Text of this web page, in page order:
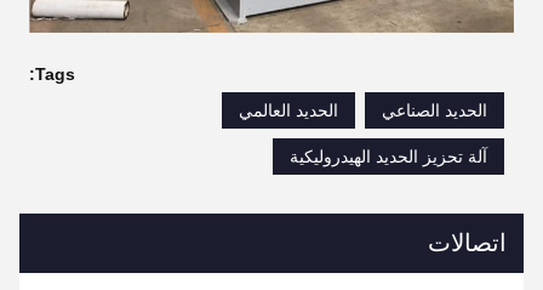
Tags:
الحديد الصناعي
الحديد العالمي
آلة تحزيز الحديد الهيدروليكية
اتصالات